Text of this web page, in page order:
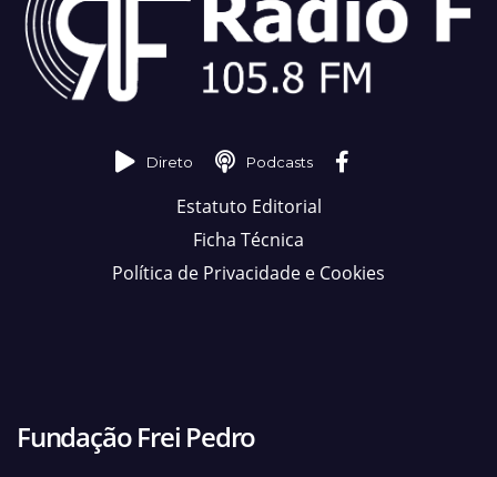
Direto Podcasts
Estatuto Editorial
Ficha Técnica
Política de Privacidade e Cookies
Fundação Frei Pedro